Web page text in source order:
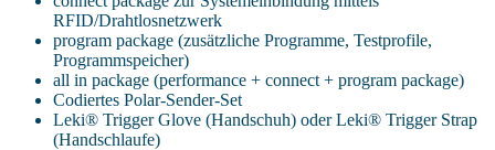
RFID/Drahtlosnetzwerk
program package (zusätzliche Programme, Testprofile,
Programmspeicher)
all in package (performance + connect + program package)
Codiertes Polar-Sender-Set
Leki® Trigger Glove (Handschuh) oder Leki® Trigger Strap
(Handschlaufe)